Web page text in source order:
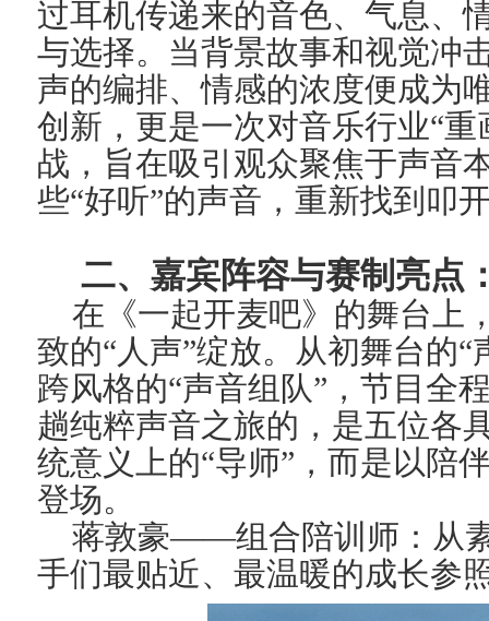
过耳机传递来的音色、气息、
与选择。当背景故事和视觉冲
声的编排、情感的浓度便成为
创新，更是一次对音乐行业“
战，旨在吸引 观众聚焦于声音
些“好听”的声音 ，重新找到叩
二、 嘉宾阵容与赛制亮点
在《一起开麦吧》的舞台上
致的“人声”绽放。从初舞台的
跨风格的“声音组队”，节目全
趟纯粹声音之旅的，是五位各
统意义上的“导师”，而是以陪
登场。
蒋敦豪——组合陪训师： 从
手们最贴近、最温暖的成长参